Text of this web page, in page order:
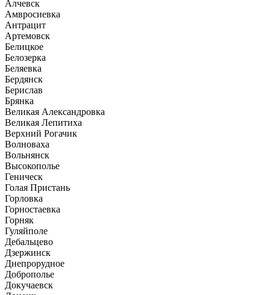
Алчевск
Амвросиевка
Антрацит
Артемовск
Белицкое
Белозерка
Беляевка
Бердянск
Берислав
Брянка
Великая Александровка
Великая Лепитиха
Верхний Рогачик
Волноваха
Вольнянск
Высокополье
Геническ
Голая Пристань
Горловка
Горностаевка
Горняк
Гуляйполе
Дебальцево
Дзержинск
Днепрорудное
Доброполье
Докучаевск